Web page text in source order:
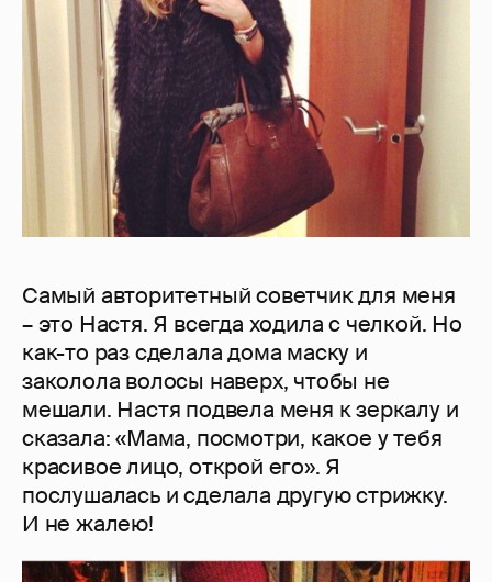
Самый авторитетный советчик для меня
– это Настя. Я всегда ходила с челкой. Но
как-то раз сделала дома маску и
заколола волосы наверх, чтобы не
мешали. Настя подвела меня к зеркалу и
сказала: «Мама, посмотри, какое у тебя
красивое лицо, открой его». Я
послушалась и сделала другую стрижку.
И не жалею!